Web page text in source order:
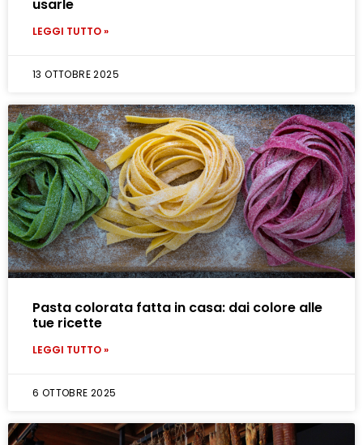
usarle
LEGGI TUTTO »
13 OTTOBRE 2025
Pasta colorata fatta in casa: dai colore alle
tue ricette
LEGGI TUTTO »
6 OTTOBRE 2025